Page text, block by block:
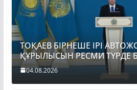
ТОҚАЕВ БІРНЕШЕ ІРІ
ҚҰРЫЛЫСЫН РЕСМИ ТҮРДЕ
04.08.2026